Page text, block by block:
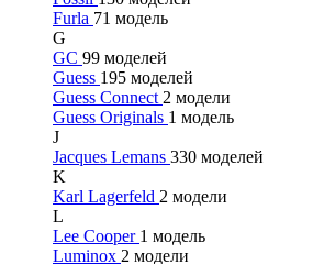
Furla 71 модель
G
GC 99 моделей
Guess 195 моделей
Guess Connect 2 модели
Guess Originals 1 модель
J
Jacques Lemans 330 моделей
K
Karl Lagerfeld 2 модели
L
Lee Cooper 1 модель
Luminox 2 модели